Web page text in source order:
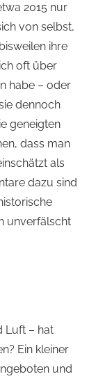
2015 nur
von selbst,
ihre
oft über
habe – oder
dennoch
geneigten
dass man
als
dazu sind
unverfälscht
Luft – hat
Ein kleiner
und